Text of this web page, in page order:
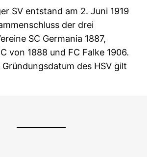
SV entstand am 2. Juni 1919
der drei
SC Germania 1887,
von 1888 und FC Falke 1906.
des HSV gilt